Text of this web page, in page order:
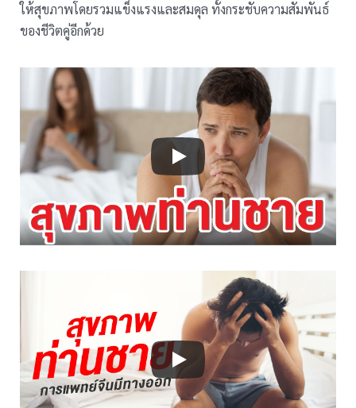
ให้สุขภาพโดยรวมแข็งแรงและสมดุล ทั้งกระชับความสัมพันธ์
ของชีวิตคู่อีกด้วย